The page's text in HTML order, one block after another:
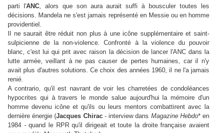
parti l'ANC, alors que son aura aurait suffi à bousculer toutes les
décisions. Mandela ne s'est jamais représenté en Messie ou en homme
providentiel.
Il ne saurait être réduit non plus à une icône supplémentaire et saint-
sulpicienne de la non-violence. Confronté à la violence du pouvoir
blanc, c'est lui qui prit avec raison la décision de lancer l'ANC dans la
lutte armée, veillant à ne pas causer de pertes humaines, car il n'y
avait plus d'autres solutions. Ce choix des années 1960, il ne l'a jamais
renié.
A contrario, qu'il est navrant de voir les charretées de condoléances
hypocrites qui à travers le monde salue aujourd'hui la mémoire d'un
homme devenu icône et qu'ils ou leurs mentors combattirent avec la
dernière énergie (Jacques Chirac- interview dans Magazine Hebdo* en
1984 - quand le RPR qu'il dirigeait et toute la droite française avaient